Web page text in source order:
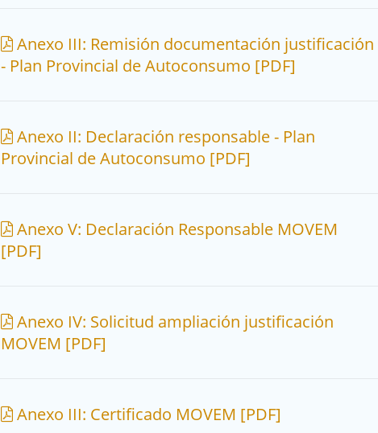
Anexo III: Remisión documentación justificación
- Plan Provincial de Autoconsumo [PDF]
Anexo II: Declaración responsable - Plan
Provincial de Autoconsumo [PDF]
Anexo V: Declaración Responsable MOVEM
[PDF]
Anexo IV: Solicitud ampliación justificación
MOVEM [PDF]
Anexo III: Certificado MOVEM [PDF]